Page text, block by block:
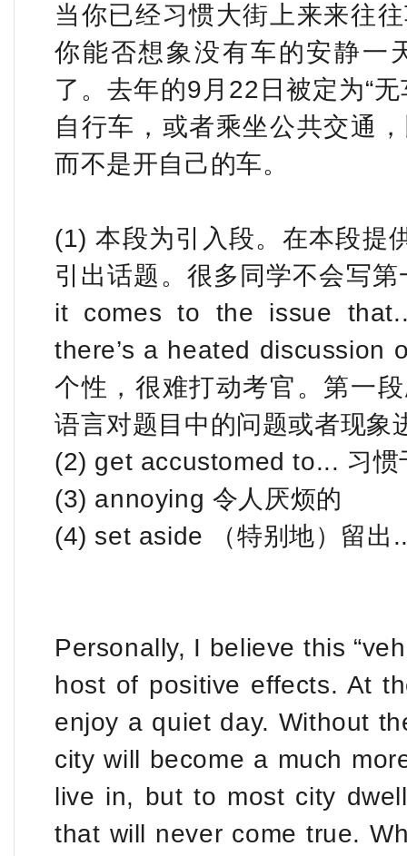
当你已经习惯大街上来来往
你能否想象没有车的安静一
了。去年的9月22日被定为“
自行车，或者乘坐公共交通
而不是开自己的车。
(1) 本段为引入段。在本段提
引出话题。很多同学不会写
it comes to the issue
there’s a heated discussion
个性，很难打动考官。第一
语言对题目中的问题或者现象
(2) get accustomed to... 习惯
(3) annoying 令人厌烦的
(4) set aside （特别地）留出
Personally, I believe this
host of positive effects. At
enjoy a quiet day. Without
city will become a much
live in, but to most city
that will never come true.